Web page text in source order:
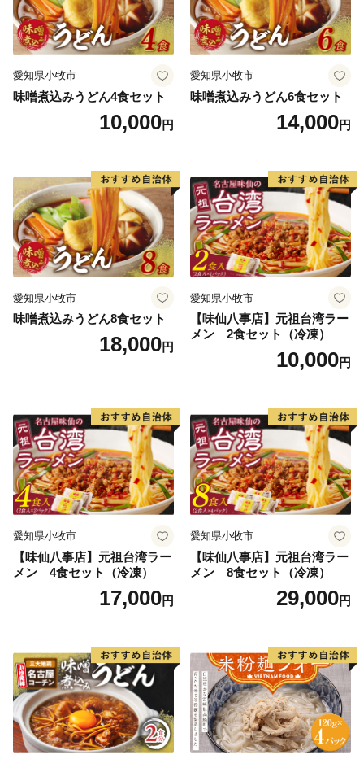
愛知県小牧市
味噌煮込みうどん4食セット
10,000円
愛知県小牧市
味噌煮込みうどん6食セット
14,000円
愛知県小牧市
味噌煮込みうどん8食セット
18,000円
愛知県小牧市
【味仙八事店】元祖台湾ラー
メン 2食セット（冷凍）
10,000円
愛知県小牧市
【味仙八事店】元祖台湾ラー
メン 4食セット（冷凍）
17,000円
愛知県小牧市
【味仙八事店】元祖台湾ラー
メン 8食セット（冷凍）
29,000円